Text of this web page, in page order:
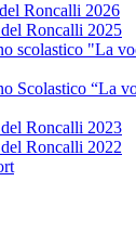
Roncalli 2026
Roncalli 2025
scolastico "La
Scolastico “La
Roncalli 2023
Roncalli 2022